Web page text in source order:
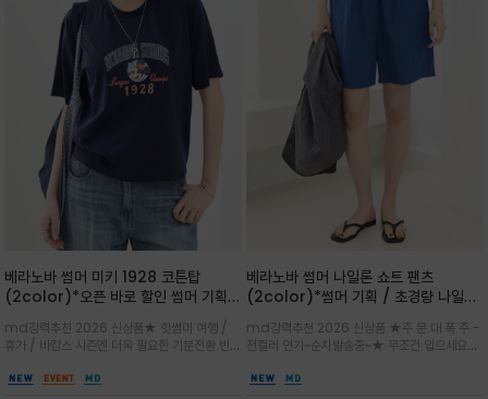
베라노바 썸머 미키 1928 코튼탑
(2color)*오픈 바로 할인 썸머 기획
★ 한정수량 제작 ★ 오가닉 코튼으로
빈티지 프린트로 여름 하의와 모두 잘어
울리는 그래픽
md강력추천 2026 신상품★ 핫썸머 여행 /
휴가 / 바캉스 시즌엔 더욱 필요한 기분전환 빈티
키 컬러 위에 빈티지한 크랙 효과의 레트로 감성
베라노바 썸머 나일론 쇼트 팬츠
(2color)*썸머 기획 / 초경량 나일론
가벼운 아이템 / 여행 / 일상 / 운동 모
두 가능한 아이템
md강력추천 2026 신상품 ★주.문.대.폭.주 -
전컬러 인기~순차발송중~★ 무조건 입으세요~~
입니다^^가볍고 드라이한 터치감의 나일론 소